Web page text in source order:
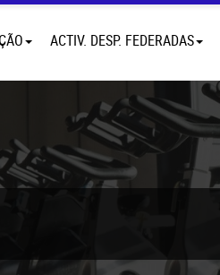
ACTIV. DESP. FEDERADAS